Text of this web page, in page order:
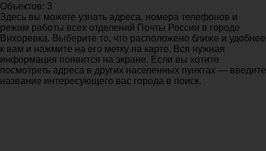
Объектов: 3
Здесь вы можете узнать адреса, номера телефонов и
режим работы всех отделений Почты России в городе
Вихоревка. Выберите то, что расположено ближе и удобнее
к вам и нажмите на его метку на карте. Вся нужная
информация появится на экране. Если вы хотите
посмотреть адреса в других населенных пунктах — введите
название интересующего вас города в поиск.